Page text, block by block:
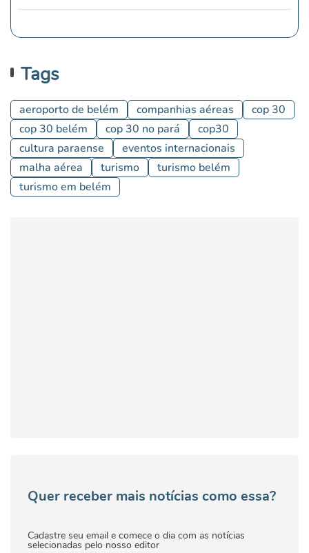
Tags
aeroporto de belém companhias aéreas
cop 30
cop 30 belém
cop 30 no pará
cop30
cultura paraense
eventos internacionais
malha aérea
turismo
turismo belém
turismo em belém
Quer receber mais notícias como essa?
Cadastre seu email e comece o dia com as notícias
selecionadas pelo nosso editor